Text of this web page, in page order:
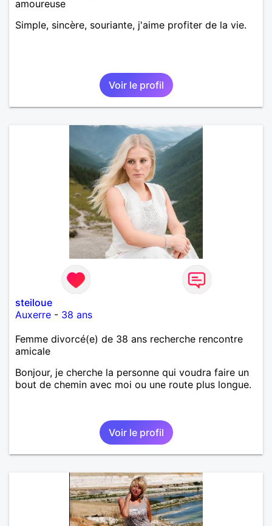
amoureuse
Simple, sincère, souriante, j'aime profiter de la vie.
Voir le profil
steiloue
Auxerre - 38 ans
Femme divorcé(e) de 38 ans recherche rencontre
amicale
Bonjour, je cherche la personne qui voudra faire un
bout de chemin avec moi ou une route plus longue.
Voir le profil